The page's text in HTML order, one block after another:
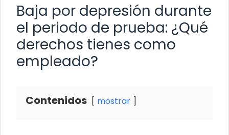
Baja por depresión durante
el periodo de prueba: ¿Qué
derechos tienes como
empleado?
Contenidos mostrar